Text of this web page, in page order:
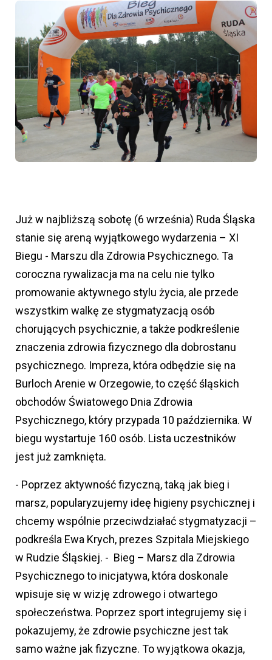
Już w najbliższą sobotę (6 września) Ruda Śląska
stanie się areną wyjątkowego wydarzenia – XI
Biegu - Marszu dla Zdrowia Psychicznego. Ta
coroczna rywalizacja ma na celu nie tylko
promowanie aktywnego stylu życia, ale przede
wszystkim walkę ze stygmatyzacją osób
chorujących psychicznie, a także podkreślenie
znaczenia zdrowia fizycznego dla dobrostanu
psychicznego. Impreza, która odbędzie się na
Burloch Arenie w Orzegowie, to część śląskich
obchodów Światowego Dnia Zdrowia
Psychicznego, który przypada 10 października. W
biegu wystartuje 160 osób. Lista uczestników
jest już zamknięta.
- Poprzez aktywność fizyczną, taką jak bieg i
marsz, popularyzujemy ideę higieny psychicznej i
chcemy wspólnie przeciwdziałać stygmatyzacji –
podkreśla Ewa Krych, prezes Szpitala Miejskiego
w Rudzie Śląskiej. - Bieg – Marsz dla Zdrowia
Psychicznego to inicjatywa, która doskonale
wpisuje się w wizję zdrowego i otwartego
społeczeństwa. Poprzez sport integrujemy się i
pokazujemy, że zdrowie psychiczne jest tak
samo ważne jak fizyczne. To wyjątkowa okazja,